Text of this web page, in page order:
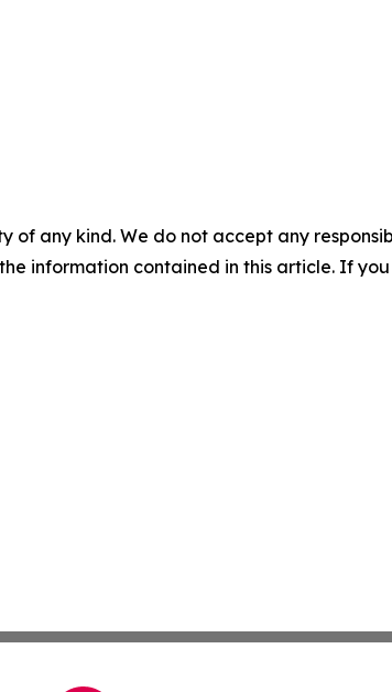
of any kind. We do not accept any
information contained in this article. If